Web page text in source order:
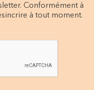
Conformément à
à tout moment.